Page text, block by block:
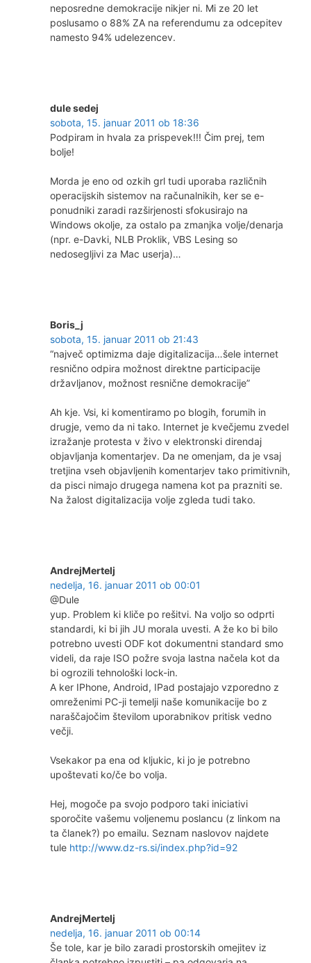
neposredne demokracije nikjer ni. Mi ze 20 let
poslusamo o 88% ZA na referendumu za odcepitev
namesto 94% udelezencev.
dule sedej
sobota, 15. januar 2011 ob 18:36
Podpiram in hvala za prispevek!!! Čim prej, tem
bolje!
Morda je eno od ozkih grl tudi uporaba različnih
operacijskih sistemov na računalnikih, ker se e-
ponudniki zaradi razširjenosti sfokusirajo na
Windows okolje, za ostalo pa zmanjka volje/denarja
(npr. e-Davki, NLB Proklik, VBS Lesing so
nedosegljivi za Mac userja)…
Boris_j
sobota, 15. januar 2011 ob 21:43
“največ optimizma daje digitalizacija…šele internet
resnično odpira možnost direktne participacije
državljanov, možnost resnične demokracije”
Ah kje. Vsi, ki komentiramo po blogih, forumih in
drugje, vemo da ni tako. Internet je kvečjemu zvedel
izražanje protesta v živo v elektronski direndaj
objavljanja komentarjev. Da ne omenjam, da je vsaj
tretjina vseh objavljenih komentarjev tako primitivnih,
da pisci nimajo drugega namena kot pa prazniti se.
Na žalost digitalizacija volje zgleda tudi tako.
AndrejMertelj
nedelja, 16. januar 2011 ob 00:01
@Dule
yup. Problem ki kliče po rešitvi. Na voljo so odprti
standardi, ki bi jih JU morala uvesti. A že ko bi bilo
potrebno uvesti ODF kot dokumentni standard smo
videli, da raje ISO požre svoja lastna načela kot da
bi ogrozili tehnološki lock-in.
A ker IPhone, Android, IPad postajajo vzporedno z
omreženimi PC-ji temelji naše komunikacije bo z
naraščajočim številom uporabnikov pritisk vedno
večji.
Vsekakor pa ena od kljukic, ki jo je potrebno
upoštevati ko/če bo volja.
Hej, mogoče pa svojo podporo taki iniciativi
sporočite vašemu voljenemu poslancu (z linkom na
ta članek?) po emailu. Seznam naslovov najdete
tule http://www.dz-rs.si/index.php?id=92
AndrejMertelj
nedelja, 16. januar 2011 ob 00:14
Še tole, kar je bilo zaradi prostorskih omejitev iz